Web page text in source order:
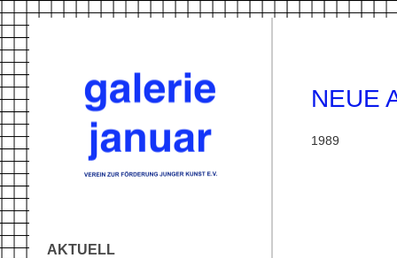
AKTUELL
NEUE
1989